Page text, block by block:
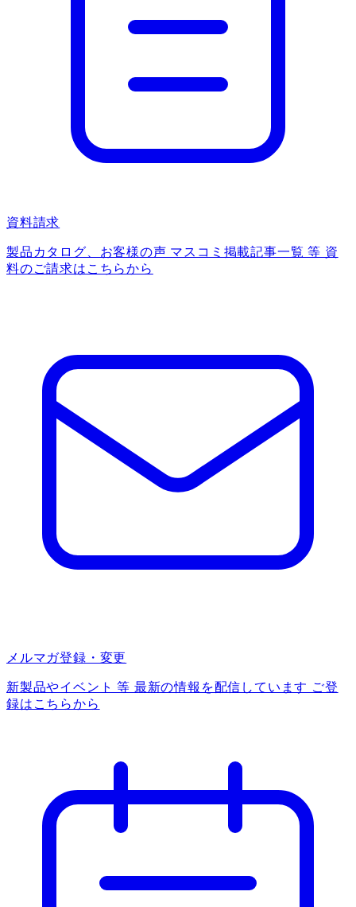
資料請求
製品カタログ、お客様の声 マスコミ掲載記事一覧 等 資
料のご請求はこちらから
メルマガ登録・変更
新製品やイベント 等 最新の情報を配信しています ご登
録はこちらから